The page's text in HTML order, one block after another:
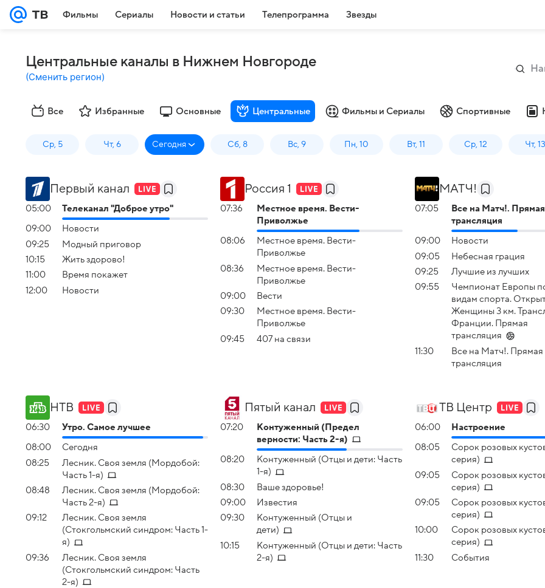
Фильмы Сериалы Новости и статьи Телепрограмма Звезды
Центральные каналы в Нижнем Новгороде
(Сменить регион)
Все Избранные Основные Центральные Фильмы и Сериалы Спортивные
Ср, 5 Чт, 6 Сегодня Сб, 8 Вс, 9 Пн, 10 Вт, 11 Ср, 12 Чт, 13
Первый канал
05:00 Телеканал "Доброе утро"
09:00
Новости
09:25
Модный приговор
10:15
Жить здорово!
11:00
Время покажет
12:00
Новости
Россия 1
07:36
Местное время. Вести-
Приволжье
08:06
Местное время. Вести-
Приволжье
08:36
Местное время. Вести-
Приволжье
09:00
Вести
09:30
Местное время. Вести-
Приволжье
09:45
407 на связи
МАТЧ!
07:05
Все на Матч!. Прямая
трансляция
09:00
Новости
09:05
Небесная грация
09:25
Лучшие из лучших
09:55
Чемпионат Европы
видам спорта.
Женщины 3 км.
Франции. Прямая
трансляция
11:30
Все на Матч!. Прямая
трансляция
НТВ
06:30 Утро. Самое лучшее
08:00
Сегодня
08:25
Лесник. Своя земля (Мордобой:
Часть 1-я)
08:48
Лесник. Своя земля (Мордобой:
Часть 2-я)
09:12
Лесник. Своя земля
(Стокгольмский синдром: Часть 1-
я)
09:36
Лесник. Своя земля
(Стокгольмский синдром: Часть
2-я)
Пятый канал
07:20
Контуженный (Предел
верности: Часть 2-я)
08:20
Контуженный (Отцы и дети: Часть
1-я)
08:30
Ваше здоровье!
09:00
Известия
09:30
Контуженный (Отцы и
дети)
10:15
Контуженный (Отцы и дети: Часть
2-я)
ТВ Центр
06:00 Настроение
08:05
Сорок розовых
серия)
09:05
Сорок розовых
серия)
09:05
Сорок розовых
серия)
10:00
Сорок розовых
серия)
11:30
События